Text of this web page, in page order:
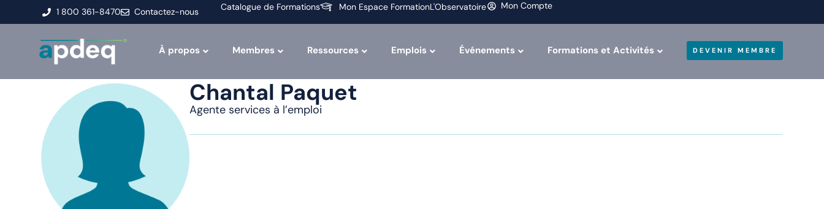
1 800 361-8470 Contactez-nous Catalogue de Formations Mon Espace FormationL'Observatoire Mon Compte
À propos Membres Ressources Emplois Événements Formations et Activités DEVENIR MEMBRE
Chantal Paquet
Agente services à l’emploi